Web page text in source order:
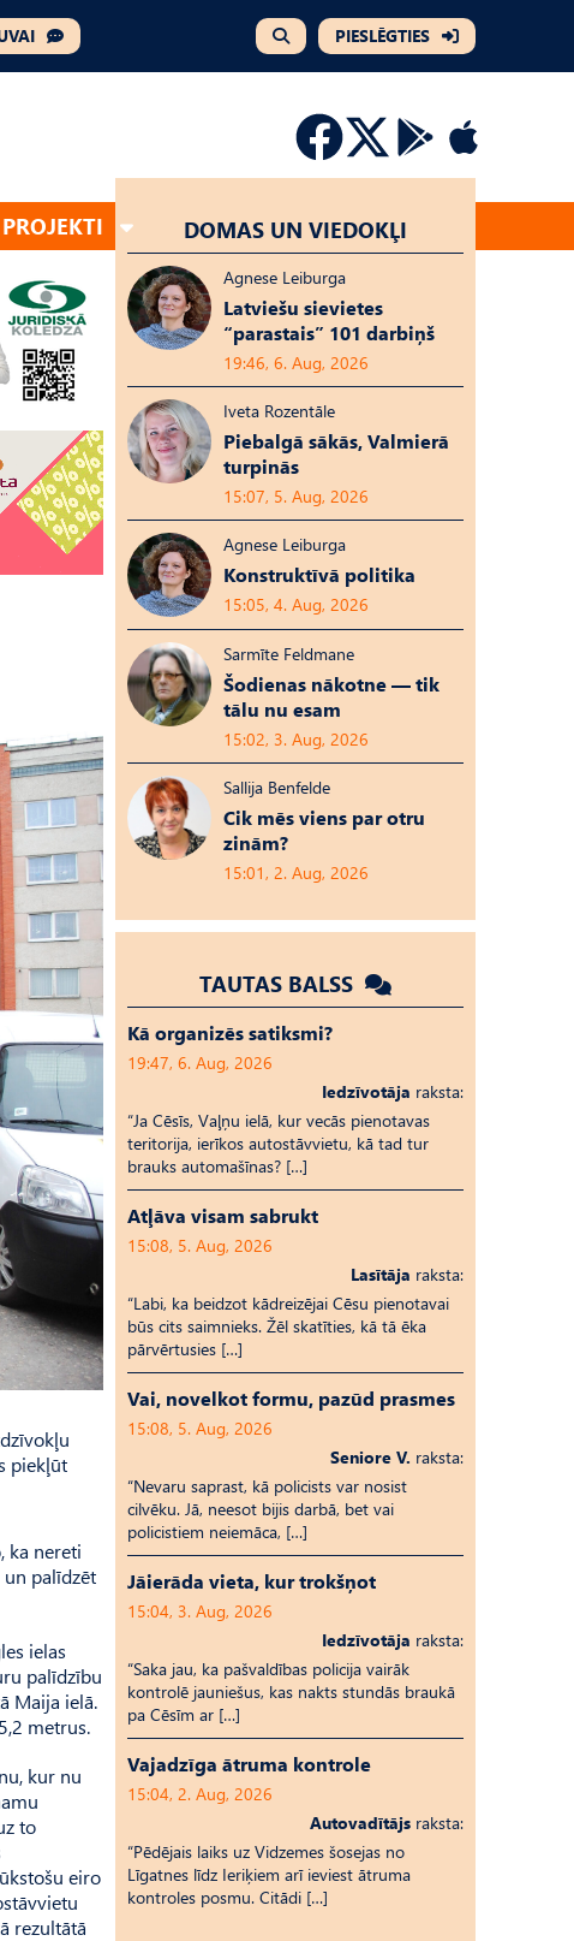
PIESLĒGTIES
PROJEKTI
piekļūt
ka nereti
palīdzēt
ielas
palīdzību
Maija ielā.
metrus.
kur nu
to
eiro
rezultātā
DOMAS UN VIEDOKĻI
Agnese Leiburga
Latviešu sievietes
“parastais” 101 darbiņš
19:46, 6. Aug, 2026
Iveta Rozentāle
Piebalgā sākās, Valmierā
turpinās
15:07, 5. Aug, 2026
Agnese Leiburga
Konstruktīvā politika
15:05, 4. Aug, 2026
Sarmīte Feldmane
Šodienas nākotne — tik
tālu nu esam
15:02, 3. Aug, 2026
Sallija Benfelde
Cik mēs viens par otru
zinām?
15:01, 2. Aug, 2026
TAUTAS BALSS
Kā organizēs satiksmi?
19:47, 6. Aug, 2026
Iedzīvotāja raksta:
“Ja Cēsīs, Vaļņu ielā, kur vecās pienotavas
teritorija, ierīkos autostāvvietu, kā tad tur
brauks automašīnas? […]
Atļāva visam sabrukt
15:08, 5. Aug, 2026
Lasītāja raksta:
“Labi, ka beidzot kādreizējai Cēsu pienotavai
būs cits saimnieks. Žēl skatīties, kā tā ēka
pārvērtusies […]
Vai, novelkot formu, pazūd prasmes
15:08, 5. Aug, 2026
Seniore V. raksta:
“Nevaru saprast, kā policists var nosist
cilvēku. Jā, neesot bijis darbā, bet vai
policistiem neiemāca, […]
Jāierāda vieta, kur trokšņot
15:04, 3. Aug, 2026
Iedzīvotāja raksta:
“Saka jau, ka pašvaldības policija vairāk
kontrolē jauniešus, kas nakts stundās braukā
pa Cēsīm ar […]
Vajadzīga ātruma kontrole
15:04, 2. Aug, 2026
Autovadītājs raksta:
“Pēdējais laiks uz Vid­ze­mes šosejas no
Līgatnes līdz Ieriķiem arī ieviest ātruma
kontroles posmu. Citādi […]